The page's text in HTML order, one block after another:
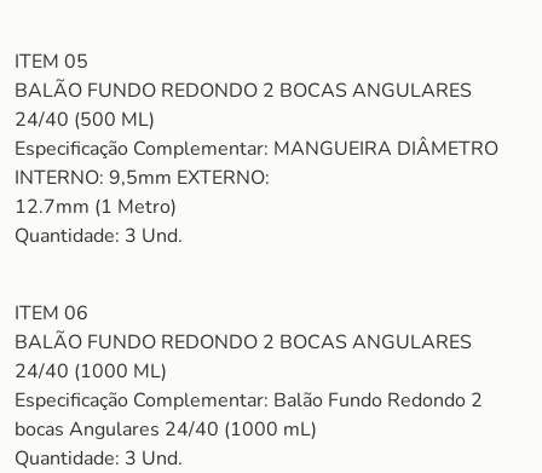
ITEM 05
BALÃO FUNDO REDONDO 2 BOCAS ANGULARES
24/40 (500 ML)
Especificação Complementar: MANGUEIRA DIÂMETRO
INTERNO: 9,5mm EXTERNO:
12.7mm (1 Metro)
Quantidade: 3 Und.
ITEM 06
BALÃO FUNDO REDONDO 2 BOCAS ANGULARES
24/40 (1000 ML)
Especificação Complementar: Balão Fundo Redondo 2
bocas Angulares 24/40 (1000 mL)
Quantidade: 3 Und.